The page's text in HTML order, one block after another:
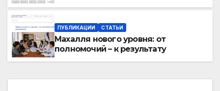
ПУБЛИКАЦИИ СТАТЬИ
Махалля нового уровня: от
полномочий – к результату